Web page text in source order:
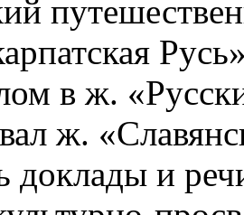
в ж.
ж.
доклады и